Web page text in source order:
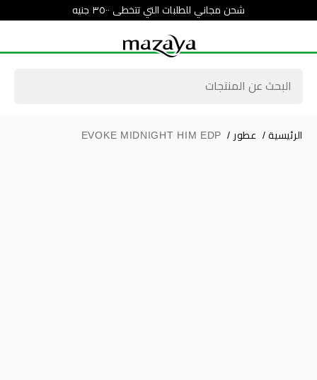
شحن مجاني للطلبات التي تتخطى ٣٥٠٠ جنيه
الرئيسية / عطور /
EVOKE MIDNIGHT HIM EDP